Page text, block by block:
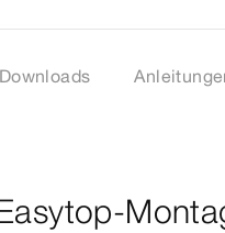
Downloads